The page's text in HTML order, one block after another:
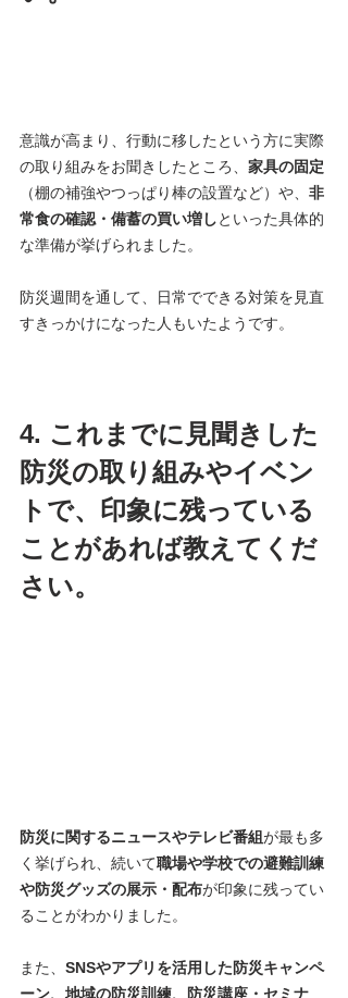
意識が高まり、行動に移したという方に実際
の取り組みをお聞きしたところ、 家具の固定
（棚の補強やつっぱり棒の設置など）や、 非
常食の確認・備蓄の買い増しといった具体的
な準備が挙げられました。
防災週間を通して、日常でできる対策を見直
すきっかけになった人もいたようです。
4. これまでに見聞きした
防災の取り組みやイベン
トで、印象に残っている
ことがあれば教えてくだ
さい。
防災に関するニュースやテレビ番組が最も多
く挙げられ、続いて職場や学校での避難訓練
や防災グッズの展示・配布が印象に残ってい
ることがわかりました。
また、 SNSやアプリを活用した防災キャンペ
ーン、地域の防災訓練、防災講座・セミナ